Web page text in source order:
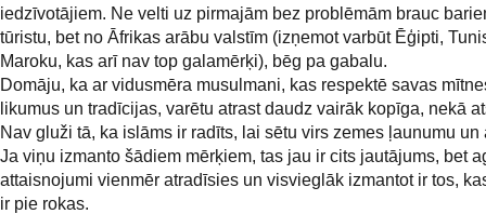
iedzīvotājiem. Ne velti uz pirmajām bez problēmām brauc
tūristu, bet no Āfrikas arābu valstīm (izņemot varbūt Ēģipti,
Maroku, kas arī nav top galamērķi), bēg pa gabalu.
Domāju, ka ar vidusmēra musulmani, kas respektē savas
likumus un tradīcijas, varētu atrast daudz vairāk kopīga, nekā
Nav gluži tā, ka islāms ir radīts, lai sētu virs zemes ļaunumu un
Ja viņu izmanto šādiem mērķiem, tas jau ir cits jautājums, bet
attaisnojumi vienmēr atradīsies un visvieglāk izmantot ir tos,
ir pie rokas.